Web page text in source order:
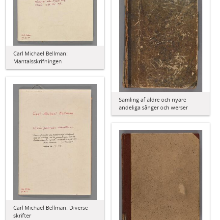
Carl Michael Bellman:
Mantalsskrifningen
Samling af äldre och nyare
andeliga sånger och werser
Carl Michael Bellman: Diverse
skrifter